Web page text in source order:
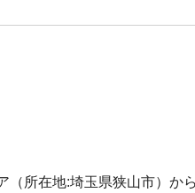
（所在地:埼玉県狭山市）か